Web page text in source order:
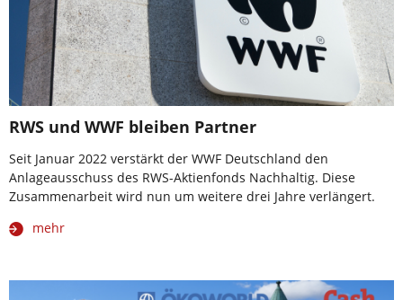
RWS und WWF bleiben Partner
Seit Januar 2022 verstärkt der WWF Deutschland den
Anlageausschuss des RWS-Aktienfonds Nachhaltig. Diese
Zusammenarbeit wird nun um weitere drei Jahre verlängert.
mehr